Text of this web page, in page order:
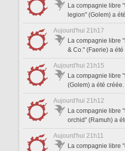
La compagnie libre
legion" (Golem) a
Aujourd'hui 21h17
La compagnie libre
& Co." (Faerie) a été
Aujourd'hui 21h15
La compagnie libre
(Golem) a été créée.
Aujourd'hui 21h12
La compagnie libre
orchid" (Ramuh) a
Aujourd'hui 21h11
La compagnie libre